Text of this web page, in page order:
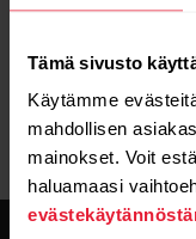
Tämä sivusto
Käytämme
mahdollisen
mainokset. Voit
haluamaasi